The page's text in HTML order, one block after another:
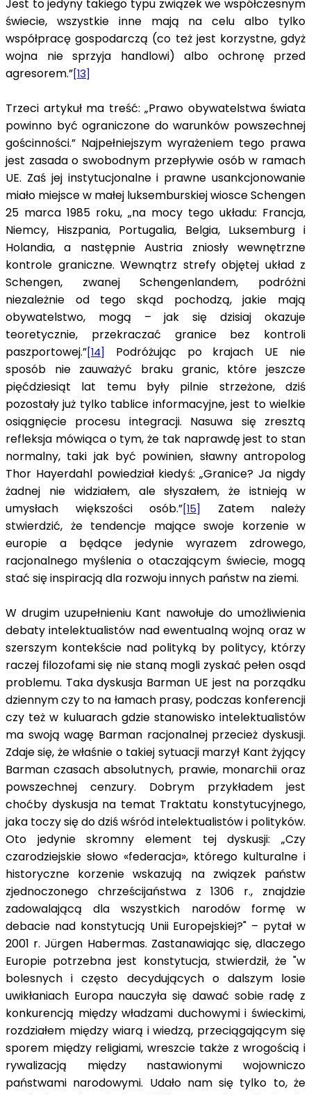
Jest to jedyny takiego typu związek we współczesnym
świecie, wszystkie inne mają na celu albo tylko
współpracę gospodarczą (co też jest korzystne, gdyż
wojna nie sprzyja handlowi) albo ochronę przed
agresorem.”[13]
Trzeci artykuł ma treść: „Prawo obywatelstwa świata
powinno być ograniczone do warunków powszechnej
gościnności.” Najpełniejszym wyrażeniem tego prawa
jest zasada o swobodnym przepływie osób w ramach
UE. Zaś jej instytucjonalne i prawne usankcjonowanie
miało miejsce w małej luksemburskiej wiosce Schengen
25 marca 1985 roku, „na mocy tego układu: Francja,
Niemcy, Hiszpania, Portugalia, Belgia, Luksemburg i
Holandia, a następnie Austria zniosły wewnętrzne
kontrole graniczne. Wewnątrz strefy objętej układ z
Schengen, zwanej Schengenlandem, podróżni
niezależnie od tego skąd pochodzą, jakie mają
obywatelstwo, mogą – jak się dzisiaj okazuje
teoretycznie, przekraczać granice bez kontroli
paszportowej.”[14]
Podróżując po krajach UE nie
sposób nie zauważyć braku granic, które jeszcze
pięćdziesiąt lat temu były pilnie strzeżone, dziś
pozostały już tylko tablice informacyjne, jest to wielkie
osiągnięcie procesu integracji. Nasuwa się zresztą
refleksja mówiąca o tym, że tak naprawdę jest to stan
normalny, taki jak być powinien, sławny antropolog
Thor Hayerdahl powiedział kiedyś: „Granice? Ja nigdy
żadnej nie widziałem, ale słyszałem, że istnieją w
umysłach większości osób.”[15]
Zatem należy
stwierdzić, że tendencje mające swoje korzenie w
europie a będące jedynie wyrazem zdrowego,
racjonalnego myślenia o otaczającym świecie, mogą
stać się inspiracją dla rozwoju innych państw na ziemi.
W drugim uzupełnieniu Kant nawołuje do umożliwienia
debaty intelektualistów nad ewentualną wojną oraz w
szerszym kontekście nad polityką by politycy, którzy
raczej filozofami się nie staną mogli zyskać pełen osąd
problemu. Taka dyskusja Barman UE jest na porządku
dziennym czy to na łamach prasy, podczas konferencji
czy też w kuluarach gdzie stanowisko intelektualistów
ma swoją wagę Barman racjonalnej przecież dyskusji.
Zdaje się, że właśnie o takiej sytuacji marzył Kant żyjący
Barman czasach absolutnych, prawie, monarchii oraz
powszechnej cenzury. Dobrym przykładem jest
choćby dyskusja na temat Traktatu konstytucyjnego,
jaka toczy się do dziś wśród intelektualistów i polityków.
Oto jedynie skromny element tej dyskusji: „Czy
czarodziejskie słowo «federacja», którego kulturalne i
historyczne korzenie wskazują na związek państw
zjednoczonego chrześcijaństwa z 1306 r., znajdzie
zadowalającą dla wszystkich narodów formę w
debacie nad konstytucją Unii Europejskiej?" – pytał w
2001 r. Jürgen Habermas. Zastanawiając się, dlaczego
Europie potrzebna jest konstytucja, stwierdził, że "w
bolesnych i często decydujących o dalszym losie
uwikłaniach Europa nauczyła się dawać sobie radę z
konkurencją między władzami duchowymi i świeckimi,
rozdziałem między wiarą i wiedzą, przeciągającym się
sporem między religiami, wreszcie także z wrogością i
rywalizacją między nastawionymi wojowniczo
państwami narodowymi. Udało nam się tylko to, że